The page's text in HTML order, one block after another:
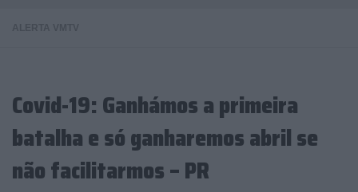
Covid-19: Ganhámos a primeira
batalha e só ganharemos abril se
não facilitarmos – PR